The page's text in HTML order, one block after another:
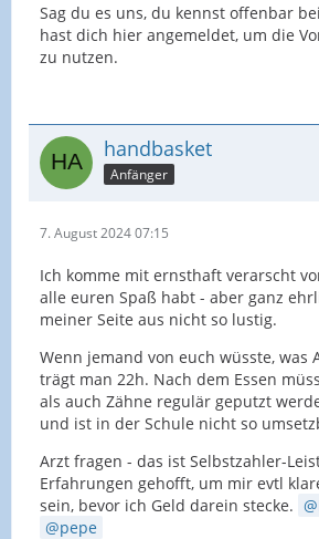
Sag du es uns, du kennst offenbar
hast dich hier angemeldet, um die
zu nutzen.
handbasket
Anfänger
7. August 2024 07:15
Ich komme mit ernsthaft verarscht
alle euren Spaß habt - aber ganz
meiner Seite aus nicht so lustig.
Wenn jemand von euch wüsste, was
trägt man 22h. Nach dem Essen
als auch Zähne regulär geputzt
und ist in der Schule nicht so
Arzt fragen - das ist Selbstzahler-
Erfahrungen gehofft, um mir evtl
sein, bevor ich Geld darein stecke.
pepe